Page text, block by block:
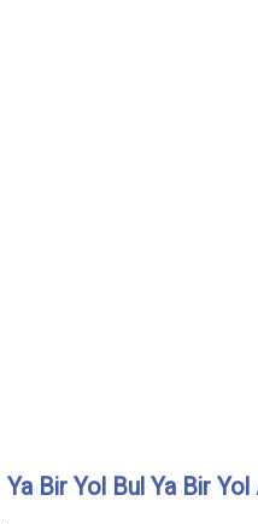
Ya Bir Yol Bul Ya Bir